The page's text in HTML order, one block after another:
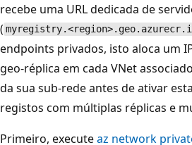
recebe uma URL dedicada de
(
endpoints privados, isto aloca um
geo-réplica em cada VNet
da sua sub-rede antes de ativar
registos com múltiplas réplicas e
Primeiro, executeaz network